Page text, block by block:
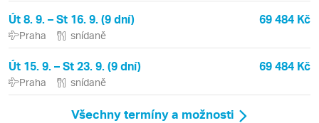
Út 8. 9. – St 16. 9. (9 dní) 69 484 Kč
Praha snídaně
Út 15. 9. – St 23. 9. (9 dní) 69 484 Kč
Praha snídaně
Všechny termíny a možnosti